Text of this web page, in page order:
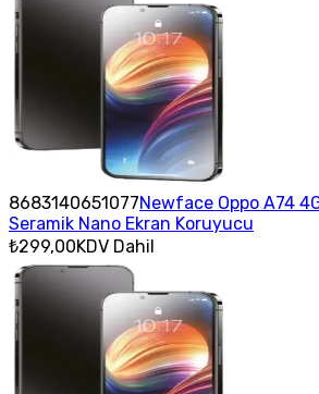
8683140651077Newface Oppo A74
Seramik Nano Ekran Koruyucu
₺299,00KDV Dahil